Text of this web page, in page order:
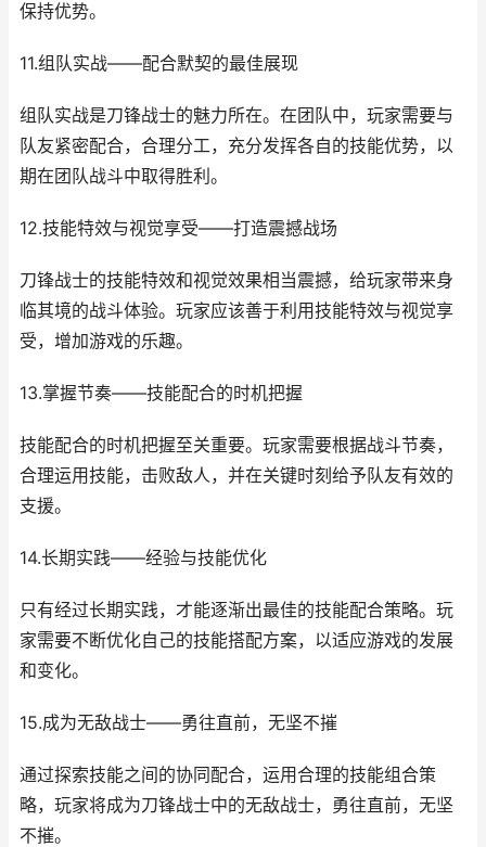
保持优势。
11.组队实战——配合默契的最佳展现
组队实战是刀锋战士的魅力所在。在团队中，玩家需要与
队友紧密配合，合理分工，充分发挥各自的技能优势，以
期在团队战斗中取得胜利。
12.技能特效与视觉享受——打造震撼战场
刀锋战士的技能特效和视觉效果相当震撼，给玩家带来身
临其境的战斗体验。玩家应该善于利用技能特效与视觉享
受，增加游戏的乐趣。
13.掌握节奏——技能配合的时机把握
技能配合的时机把握至关重要。玩家需要根据战斗节奏，
合理运用技能，击败敌人，并在关键时刻给予队友有效的
支援。
14.长期实践——经验与技能优化
只有经过长期实践，才能逐渐出最佳的技能配合策略。玩
家需要不断优化自己的技能搭配方案，以适应游戏的发展
和变化。
15.成为无敌战士——勇往直前，无坚不摧
通过探索技能之间的协同配合，运用合理的技能组合策
略，玩家将成为刀锋战士中的无敌战士，勇往直前，无坚
不摧。